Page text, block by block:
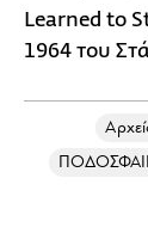
Learned to
1964 του